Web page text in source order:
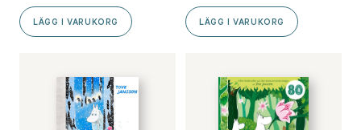
LÄGG I VARUKORG LÄGG I VARUKORG